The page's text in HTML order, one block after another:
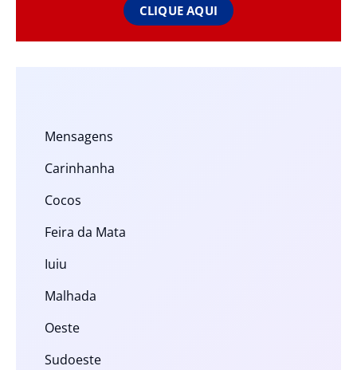
CLIQUE AQUI
Mensagens
Carinhanha
Cocos
Feira da Mata
Iuiu
Malhada
Oeste
Sudoeste